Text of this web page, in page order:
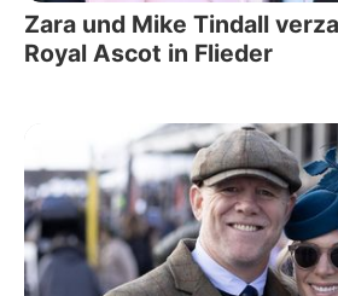
Zara und Mike Tindall
Royal Ascot in Flieder